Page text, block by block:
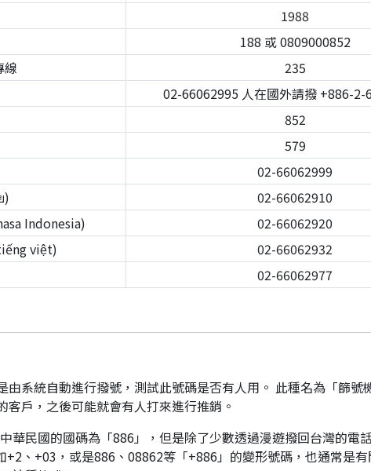
1988
188 或 0809000852
線
235
02-66062995 人在國外請撥 +886-2-
852
579
02-66062999
)
02-66062910
Indonesia)
02-66062920
việt)
02-66062932
02-66062977
系統自動進行撥號，測試此號碼是否有人用。 此種名為「篩
戶，之後可能就會有人打來進行推銷。
華民國的國碼為「886」，但是除了少數透過漫遊撥回台灣的電
、+03，或是886、08862等「+886」的變形號碼，也通常是